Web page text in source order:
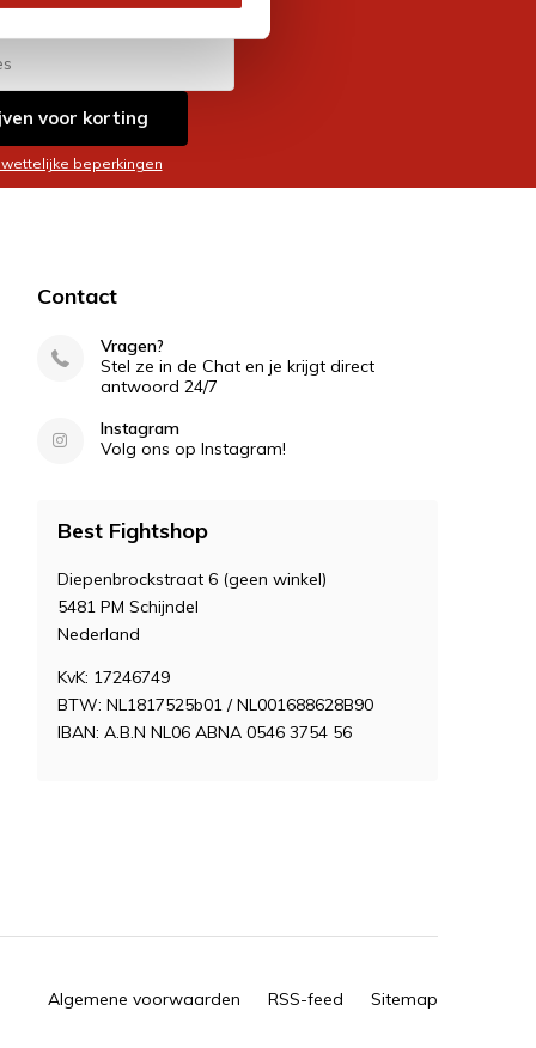
voor korting
beperkingen
Contact
Vragen?
Stel ze in de Chat en je krijgt direct
antwoord 24/7
Instagram
Volg ons op Instagram!
Best Fightshop
Diepenbrockstraat 6 (geen winkel)
5481 PM Schijndel
Nederland
KvK: 17246749
BTW: NL1817525b01 / NL001688628B90
IBAN: A.B.N NL06 ABNA 0546 3754 56
Algemene voorwaarden RSS-feed Sitemap